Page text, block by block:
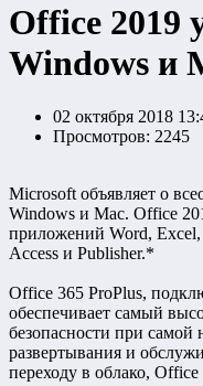
Office 2019
Windows и
02 октября 2018
Просмотров: 2245
Microsoft объявляет о
Windows и Mac. Office
приложений Word,
Access и Publisher.*
Office 365 ProPlus,
обеспечивает самый
безопасности при самой
развертывания и
переходу в облако,